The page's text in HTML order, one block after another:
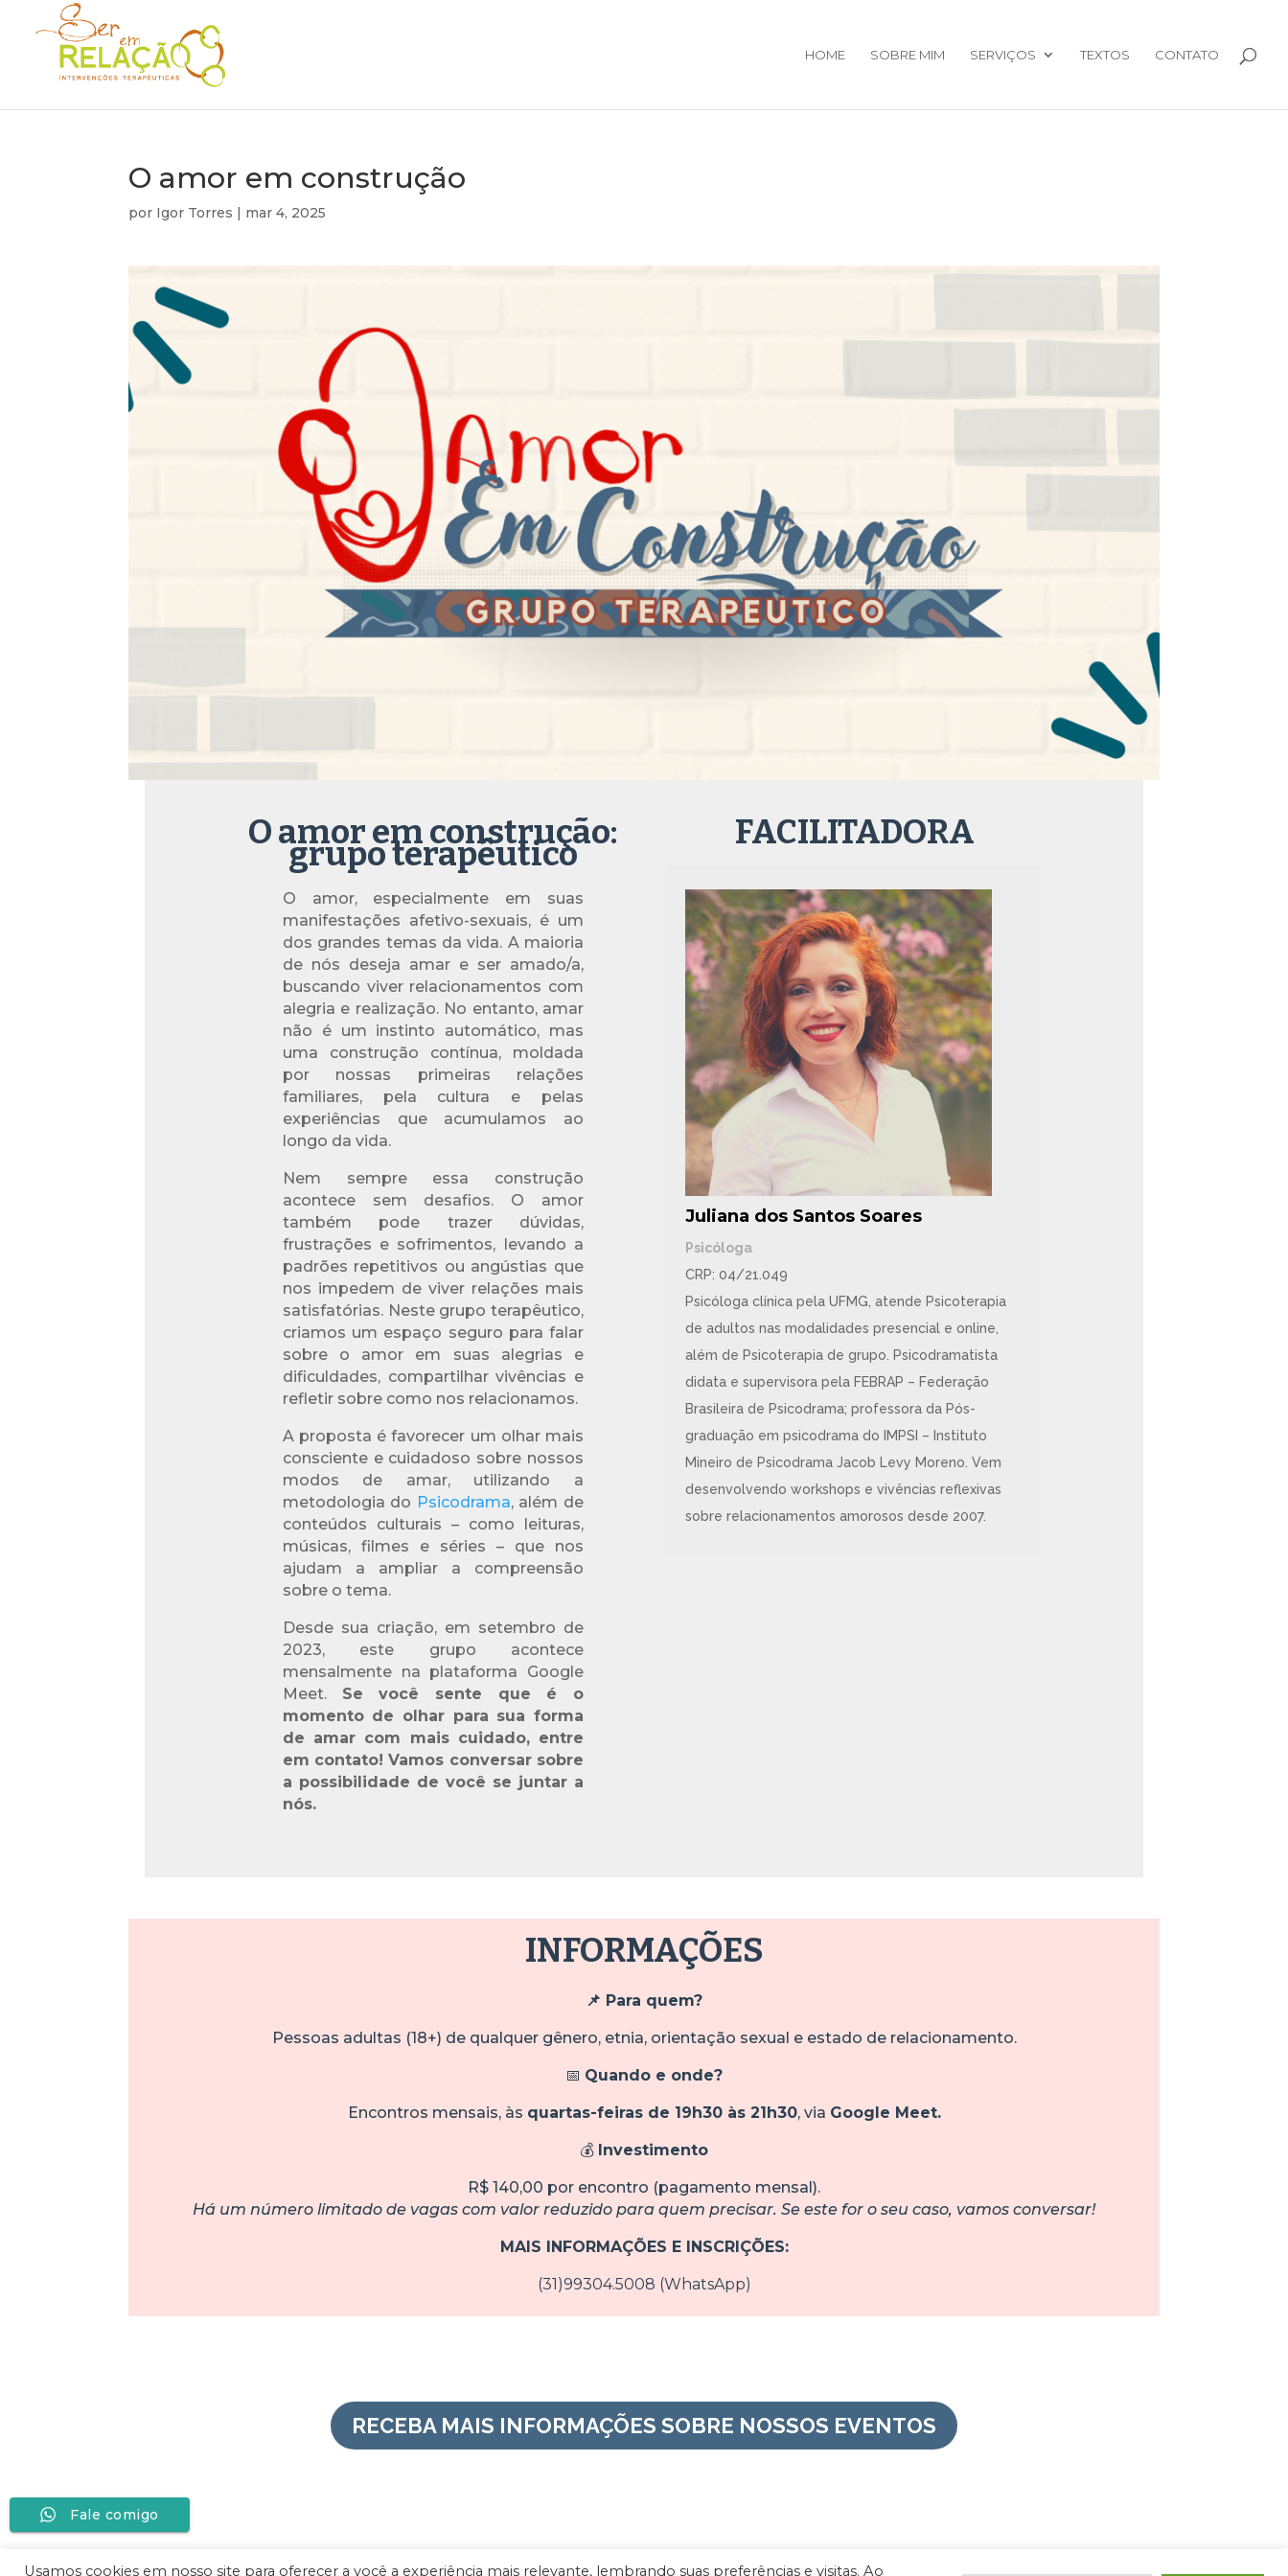
HOME SOBRE MIM SERVIÇOS TEXTOS CONTATO
O amor em construção
por Igor Torres | mar 4, 2025
O amor em construção:
grupo terapêutico
O amor, especialmente em suas
manifestações afetivo-sexuais, é um
dos grandes temas da vida. A maioria
de nós deseja amar e ser amado/a,
buscando viver relacionamentos com
alegria e realização. No entanto, amar
não é um instinto automático, mas
uma construção contínua, moldada
por nossas primeiras relações
familiares, pela cultura e pelas
experiências que acumulamos ao
longo da vida.
Nem sempre essa construção
acontece sem desafios. O amor
também pode trazer dúvidas,
frustrações e sofrimentos, levando a
padrões repetitivos ou angústias que
nos impedem de viver relações mais
satisfatórias. Neste grupo terapêutico,
criamos um espaço seguro para falar
sobre o amor em suas alegrias e
dificuldades, compartilhar vivências e
refletir sobre como nos relacionamos.
A proposta é favorecer um olhar mais
consciente e cuidadoso sobre nossos
modos de amar, utilizando a
metodologia do Psicodrama, além de
conteúdos culturais – como leituras,
músicas, filmes e séries – que nos
ajudam a ampliar a compreensão
sobre o tema.
Desde sua criação, em setembro de
2023, este grupo acontece
mensalmente na plataforma Google
Meet. Se você sente que é o
momento de olhar para sua forma
de amar com mais cuidado, entre
em contato! Vamos conversar sobre
a possibilidade de você se juntar a
nós.
FACILITADORA
Juliana dos Santos Soares
Psicóloga
CRP: 04/21.049
Psicóloga clínica pela UFMG, atende Psicoterapia
de adultos nas modalidades presencial e online,
além de Psicoterapia de grupo. Psicodramatista
didata e supervisora pela FEBRAP – Federação
Brasileira de Psicodrama; professora da Pós-
graduação em psicodrama do IMPSI – Instituto
Mineiro de Psicodrama Jacob Levy Moreno. Vem
desenvolvendo workshops e vivências reflexivas
sobre relacionamentos amorosos desde 2007.
INFORMAÇÕES
📌 Para quem?
Pessoas adultas (18+) de qualquer gênero, etnia, orientação sexual e estado de relacionamento.
📅 Quando e onde?
Encontros mensais, às quartas-feiras de 19h30 às 21h30, via Google Meet.
💰 Investimento
R$ 140,00 por encontro (pagamento mensal).
Há um número limitado de vagas com valor reduzido para quem precisar. Se este for o seu caso, vamos conversar!
MAIS INFORMAÇÕES E INSCRIÇÕES:
(31)99304.5008 (WhatsApp)
RECEBA MAIS INFORMAÇÕES SOBRE NOSSOS EVENTOS
Usamos cookies em nosso site para oferecer a você a experiência mais relevante, lembrando suas preferências e visitas. Ao
Fale comigo